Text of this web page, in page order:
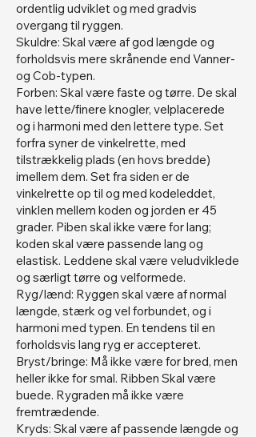
ordentlig udviklet og med gradvis
overgang til ryggen.
Skuldre: Skal være af god længde og
forholdsvis mere skrånende end Vanner-
og Cob-typen.
Forben: Skal være faste og tørre. De skal
have lette/finere knogler, velplacerede
og i harmoni med den lettere type. Set
forfra syner de vinkelrette, med
tilstrækkelig plads (en hovs bredde)
imellem dem. Set fra siden er de
vinkelrette op til og med kodeleddet,
vinklen mellem koden og jorden er 45
grader. Piben skal ikke være for lang;
koden skal være passende lang og
elastisk. Leddene skal være veludviklede
og særligt tørre og velformede.
Ryg/lænd: Ryggen skal være af normal
længde, stærk og vel forbundet, og i
harmoni med typen. En tendens til en
forholdsvis lang ryg er accepteret.
Bryst/bringe: Må ikke være for bred, men
heller ikke for smal. Ribben Skal være
buede. Rygraden må ikke være
fremtrædende.
Kryds: Skal være af passende længde og